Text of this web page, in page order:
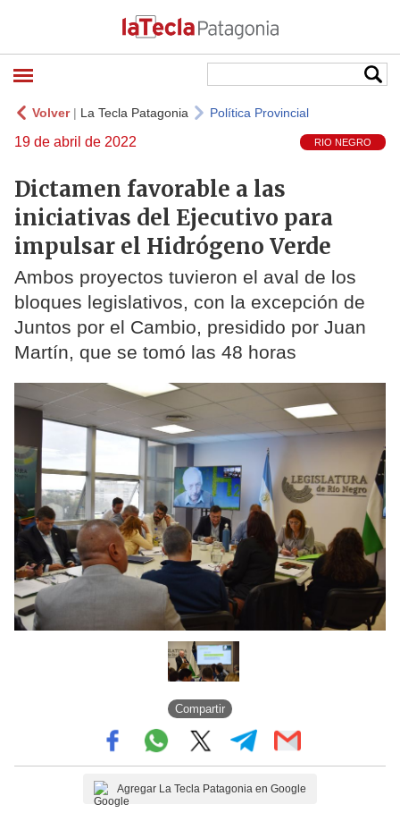
Volver| La Tecla Patagonia Política Provincial
19 de abril de 2022 RIO NEGRO
Dictamen favorable a las
iniciativas del Ejecutivo para
impulsar el Hidrógeno Verde
Ambos proyectos tuvieron el aval de los
bloques legislativos, con la excepción de
Juntos por el Cambio, presidido por Juan
Martín, que se tomó las 48 horas
Compartir
Agregar La Tecla Patagonia en Google